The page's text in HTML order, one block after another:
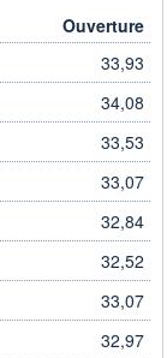
Ouverture
33,93
34,08
33,53
33,07
32,84
32,52
33,07
32,97